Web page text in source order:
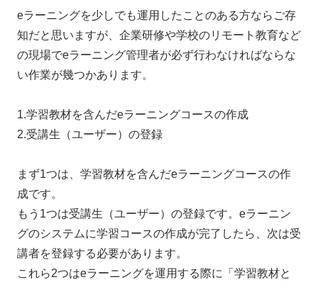
eラーニングを少しでも運用したことのある方ならご存
知だと思いますが、企業研修や学校のリモート教育など
の現場でeラーニング管理者が必ず行わなければならな
い作業が幾つかあります。
1.学習教材を含んだeラーニングコースの作成
2.受講生（ユーザー）の登録
まず1つは、学習教材を含んだeラーニングコースの作
成です。
もう1つは受講生（ユーザー）の登録です。eラーニン
グのシステムに学習コースの作成が完了したら、次は受
講者を登録する必要があります。
これら2つはeラーニングを運用する際に「学習教材と